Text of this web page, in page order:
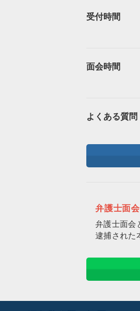
受付時間
面会時間
よくある質問
弁護士面
弁護士面会
逮捕された